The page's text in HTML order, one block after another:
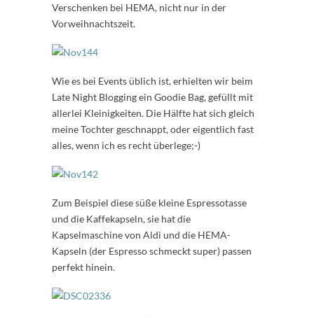
Verschenken bei HEMA, nicht nur in der
Vorweihnachtszeit.
Wie es bei Events üblich ist, erhielten wir beim
Late Night Blogging ein Goodie Bag, gefüllt mit
allerlei Kleinigkeiten. Die Hälfte hat sich gleich
meine Tochter geschnappt, oder eigentlich fast
alles, wenn ich es recht überlege;-)
Zum Beispiel diese süße kleine Espressotasse
und die Kaffekapseln, sie hat die
Kapselmaschine von Aldi und die HEMA-
Kapseln (der Espresso schmeckt super) passen
perfekt hinein.